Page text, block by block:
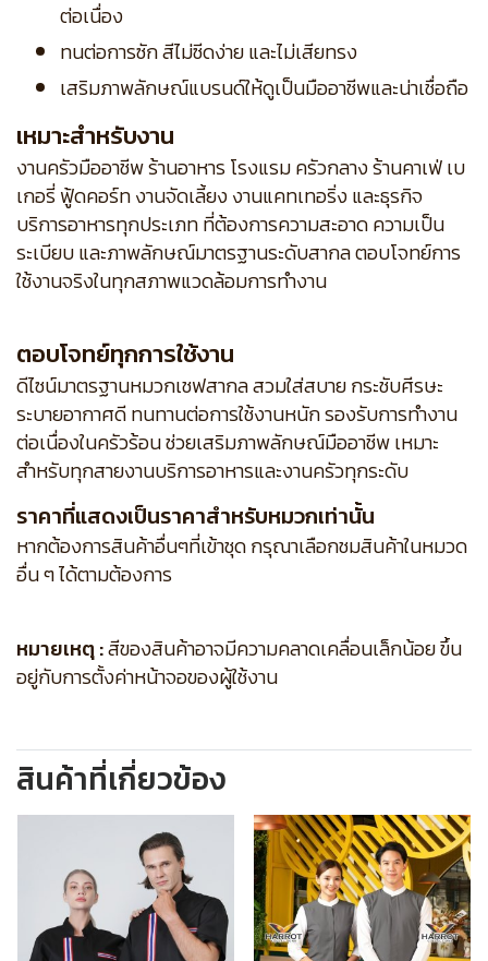
ต่อเนื่อง
ทนต่อการซัก สีไม่ซีดง่าย และไม่เสียทรง
เสริมภาพลักษณ์แบรนด์ให้ดูเป็นมืออาชีพและน่าเชื่อถือ
เหมาะสำหรับงาน
งานครัวมืออาชีพ ร้านอาหาร โรงแรม ครัวกลาง ร้านคาเฟ่ เบ
เกอรี่ ฟู้ดคอร์ท งานจัดเลี้ยง งานแคทเทอริ่ง และธุรกิจ
บริการอาหารทุกประเภท ที่ต้องการความสะอาด ความเป็น
ระเบียบ และภาพลักษณ์มาตรฐานระดับสากล ตอบโจทย์การ
ใช้งานจริงในทุกสภาพแวดล้อมการทำงาน
ตอบโจทย์ทุกการใช้งาน
ดีไซน์มาตรฐานหมวกเชฟสากล สวมใส่สบาย กระชับศีรษะ
ระบายอากาศดี ทนทานต่อการใช้งานหนัก รองรับการทำงาน
ต่อเนื่องในครัวร้อน ช่วยเสริมภาพลักษณ์มืออาชีพ เหมาะ
สำหรับทุกสายงานบริการอาหารและงานครัวทุกระดับ
ราคาที่แสดงเป็นราคาสำหรับหมวกเท่านั้น
หากต้องการสินค้าอื่นๆที่เข้าชุด กรุณาเลือกชมสินค้าในหมวด
อื่น ๆ ได้ตามต้องการ
หมายเหตุ :สีของสินค้าอาจมีความคลาดเคลื่อนเล็กน้อย ขึ้น
อยู่กับการตั้งค่าหน้าจอของผู้ใช้งาน
สินค้าที่เกี่ยวข้อง